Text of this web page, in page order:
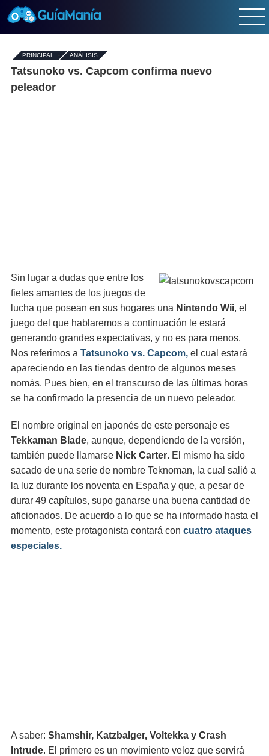
PRINCIPAL - ANÁLISIS
Tatsunoko vs. Capcom confirma nuevo
peleador
Sin lugar a dudas que entre los
fieles amantes de los juegos de
lucha que posean en sus hogares una Nintendo Wii, el
juego del que hablaremos a continuación le estará
generando grandes expectativas, y no es para menos.
Nos referimos a Tatsunoko vs. Capcom, el cual estará
apareciendo en las tiendas dentro de algunos meses
nomás. Pues bien, en el transcurso de las últimas horas
se ha confirmado la presencia de un nuevo peleador.
El nombre original en japonés de este personaje es
Tekkaman Blade, aunque, dependiendo de la versión,
también puede llamarse Nick Carter. El mismo ha sido
sacado de una serie de nombre Teknoman, la cual salió a
la luz durante los noventa en España y que, a pesar de
durar 49 capítulos, supo ganarse una buena cantidad de
aficionados. De acuerdo a lo que se ha informado hasta el
momento, este protagonista contará con cuatro ataques
especiales.
A saber: Shamshir, Katzbalger, Voltekka y Crash
Intrude. El primero es un movimiento veloz que servirá